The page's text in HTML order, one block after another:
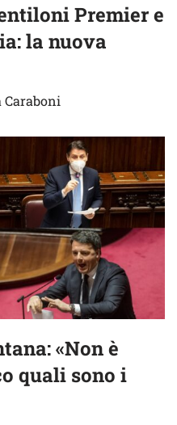
Premier e
la nuova
Caraboni
«Non è
quali sono i